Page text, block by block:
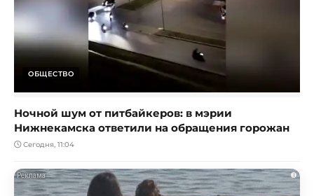
ОБЩЕСТВО
Ночной шум от питбайкеров: в мэрии
Нижнекамска ответили на обращения горожан
Сегодня, 11:04
i